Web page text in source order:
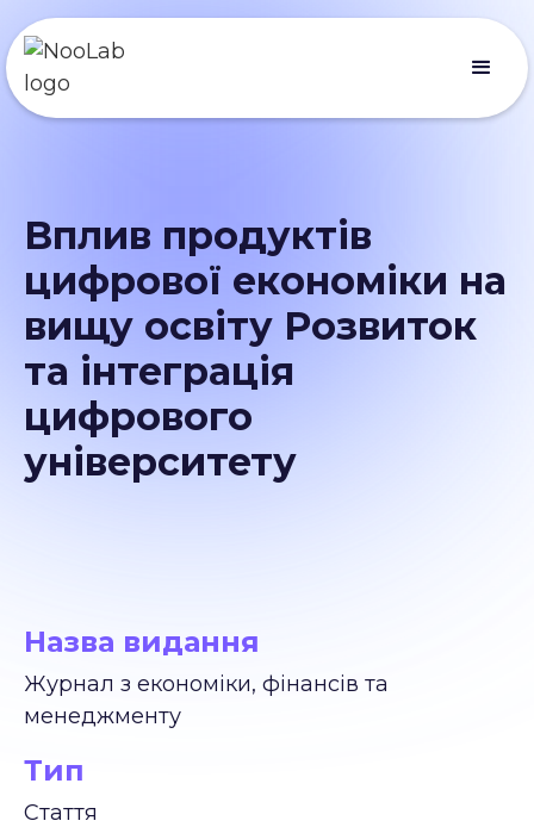
Вплив продуктів
цифрової економіки на
вищу освіту Розвиток
та інтеграція
цифрового
університету
Назва видання
Журнал з економіки, фінансів та
менеджменту
Тип
Стаття